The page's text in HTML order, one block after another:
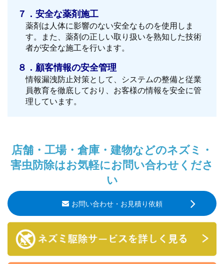
７．安全な薬剤施工
薬剤は人体に影響のない安全なものを使用しま
す。また、薬剤の正しい取り扱いを熟知した技術
者が安全な施工を行います。
８．顧客情報の安全管理
情報漏洩防止対策として、システムの整備と従業
員教育を徹底しており、お客様の情報を安全に管
理しています。
店舗・工場・倉庫・建物などのネズミ・
害虫防除はお気軽にお問い合わせくださ
い
お問い合わせ・お見積り依頼